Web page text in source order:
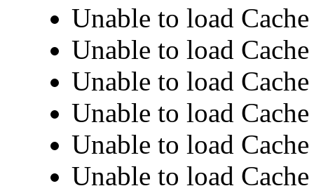
Unable to load
Unable to load
Unable to load
Unable to load
Unable to load
Unable to load